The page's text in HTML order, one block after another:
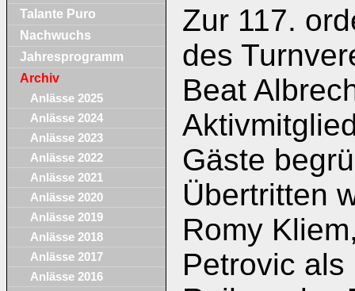
Talante Puro
Nachwuchs
Jahresprogramm
Archiv
Anlässe 2025
Anlässe 2024
Anlässe 2023
Anlässe 2022
Anlässe 2021
Anlässe 2020
Anlässe 2019
Anlässe 2018
Anlässe 2017
Anlässe 2016
Zur 117.
des
Beat
Gäste
Übertritten
Romy
Petrovic